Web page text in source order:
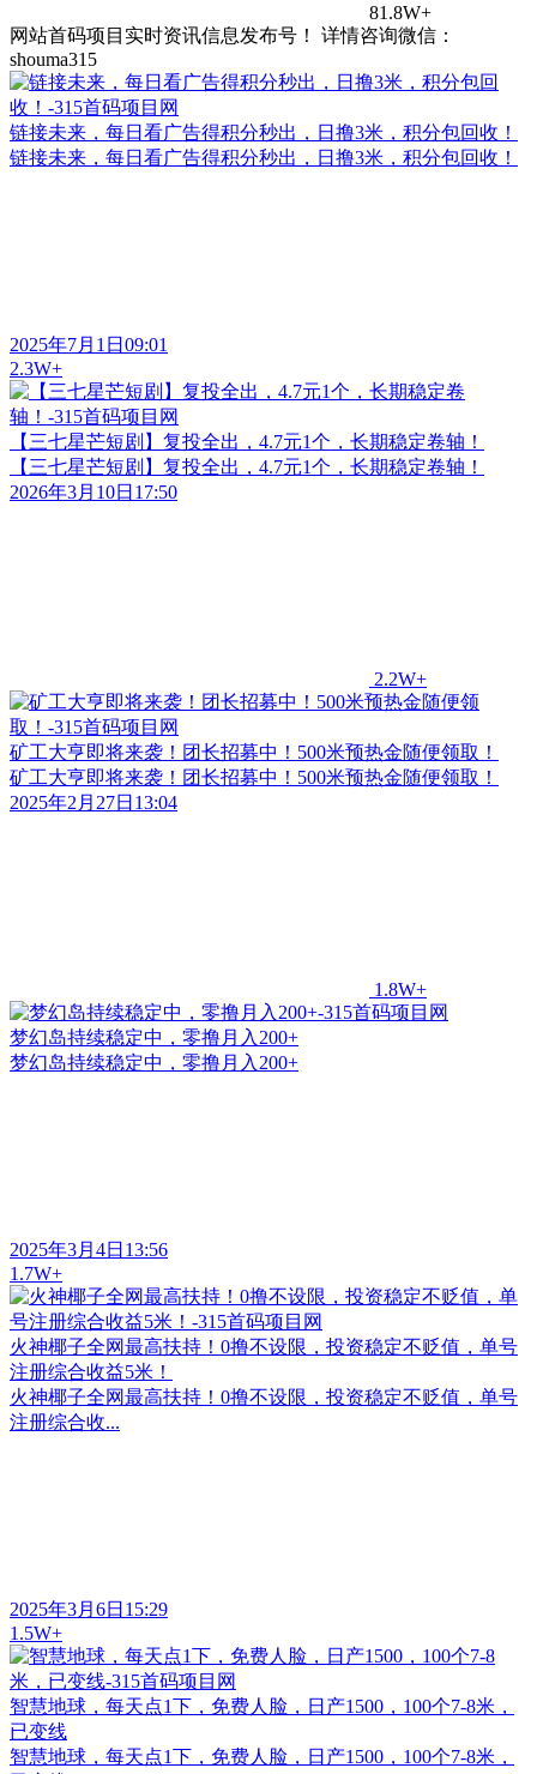
81.8W+
网站首码项目实时资讯信息发布号！ 详情咨询微信：
shouma315
链接未来，每日看广告得积分秒出，日撸3米，积分包回收！
链接未来，每日看广告得积分秒出，日撸3米，积分包回收！
2025年7月1日09:01
2.3W+
【三七星芒短剧】复投全出，4.7元1个，长期稳定卷轴！
【三七星芒短剧】复投全出，4.7元1个，长期稳定卷轴！
2026年3月10日17:50
2.2W+
矿工大亨即将来袭！团长招募中！500米预热金随便领取！
矿工大亨即将来袭！团长招募中！500米预热金随便领取！
2025年2月27日13:04
1.8W+
梦幻岛持续稳定中，零撸月入200+
梦幻岛持续稳定中，零撸月入200+
2025年3月4日13:56
1.7W+
火神椰子全网最高扶持！0撸不设限，投资稳定不贬值，单号
注册综合收益5米！
火神椰子全网最高扶持！0撸不设限，投资稳定不贬值，单号
注册综合收...
2025年3月6日15:29
1.5W+
智慧地球，每天点1下，免费人脸，日产1500，100个7-8米，
已变线
智慧地球，每天点1下，免费人脸，日产1500，100个7-8米，